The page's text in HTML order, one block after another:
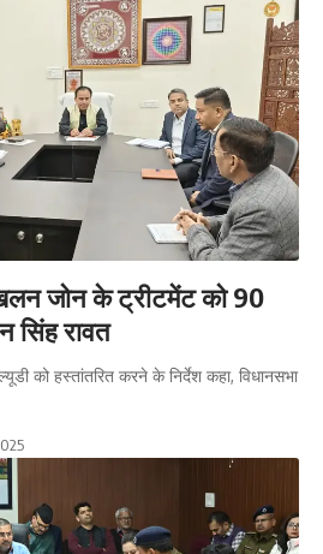
जोन के ट्रीटमेंट को 90
सिंह रावत
को हस्तांतरित करने के निर्देश कहा, विधानसभा